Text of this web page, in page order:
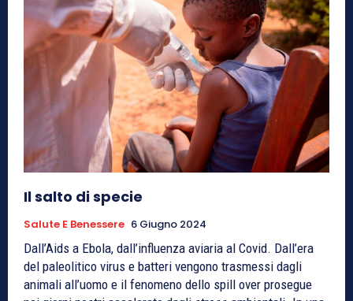
Il salto di specie
Salute E Benessere 6 Giugno 2024
Dall’Aids a Ebola, dall’influenza aviaria al Covid. Dall’era
del paleolitico virus e batteri vengono trasmessi dagli
animali all’uomo e il fenomeno dello spill over prosegue